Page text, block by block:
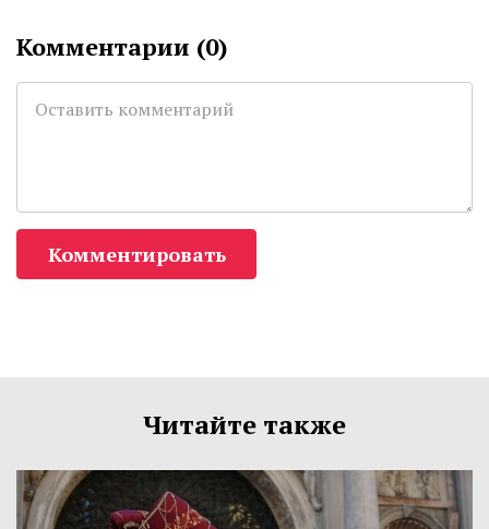
Комментарии (0)
Комментировать
Читайте также